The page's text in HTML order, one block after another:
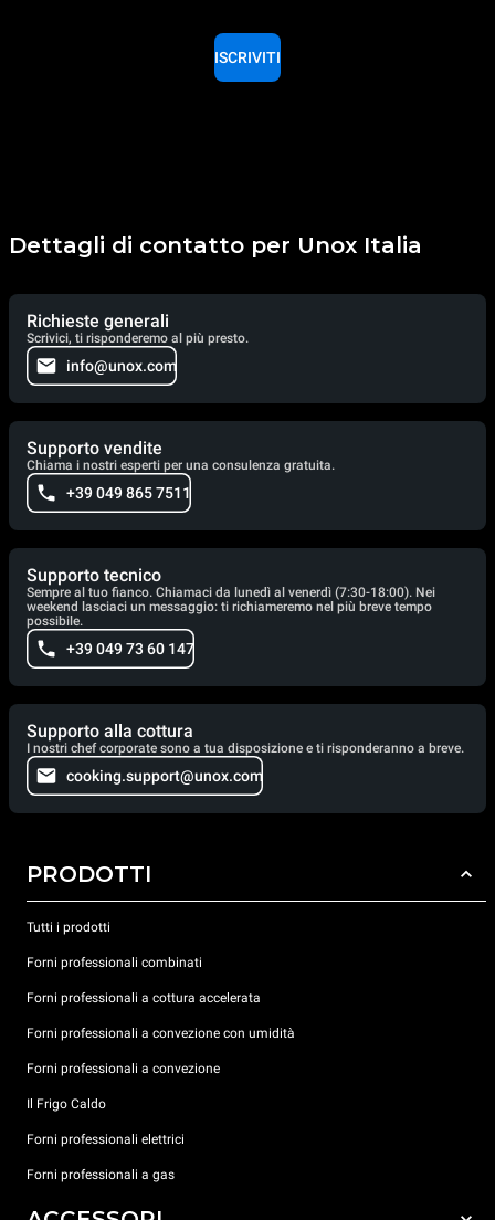
ISCRIVITI
Dettagli di contatto per Unox Italia
Richieste generali
Scrivici, ti risponderemo al più presto.
info@unox.com
Supporto vendite
Chiama i nostri esperti per una consulenza gratuita.
+39 049 865 7511
Supporto tecnico
Sempre al tuo fianco. Chiamaci da lunedì al venerdì (7:30-18:00). Nei
weekend lasciaci un messaggio: ti richiameremo nel più breve tempo
possibile.
+39 049 73 60 147
Supporto alla cottura
I nostri chef corporate sono a tua disposizione e ti risponderanno a breve.
cooking.support@unox.com
PRODOTTI
Tutti i prodotti
Forni professionali combinati
Forni professionali a cottura accelerata
Forni professionali a convezione con umidità
Forni professionali a convezione
Il Frigo Caldo
Forni professionali elettrici
Forni professionali a gas